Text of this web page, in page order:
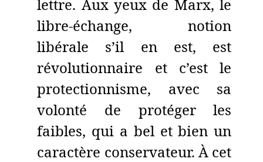
lettre. Aux yeux de Marx, le
libre-échange, notion
libérale s’il en est, est
révolutionnaire et c’est le
protectionnisme, avec sa
volonté de protéger les
faibles, qui a bel et bien un
caractère conservateur. À cet